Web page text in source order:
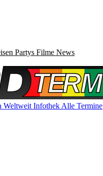
Partys Filme News
Weltweit Infothek Alle Termine